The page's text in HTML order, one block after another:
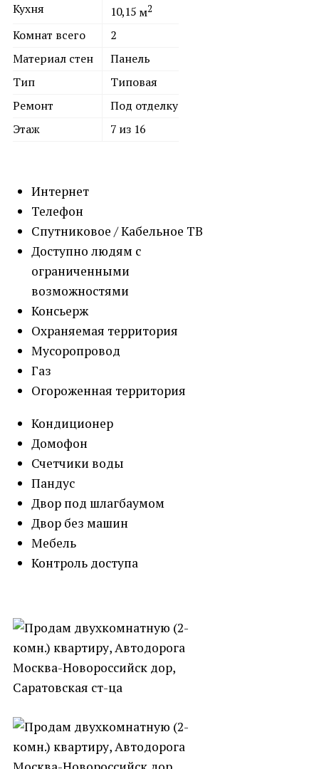
Кухня 10,15 м2
Комнат всего
2
Материал стен
Панель
Тип
Типовая
Ремонт
Под отделку
Этаж
7 из 16
Интернет
Телефон
Спутниковое / Кабельное ТВ
Доступно людям с
ограниченными
возможностями
Консьерж
Охраняемая территория
Мусоропровод
Газ
Огороженная территория
Кондиционер
Домофон
Счетчики воды
Пандус
Двор под шлагбаумом
Двор без машин
Мебель
Контроль доступа